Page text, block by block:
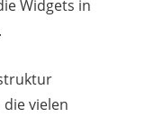
Widgets in
vielen